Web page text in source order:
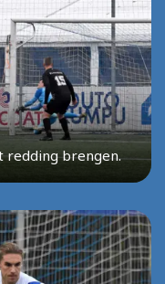
redding brengen.